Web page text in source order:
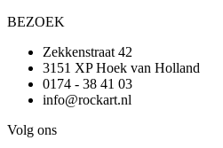
BEZOEK
Zekkenstraat 42
3151 XP Hoek van Holland
0174 - 38 41 03
info@rockart.nl
Volg ons